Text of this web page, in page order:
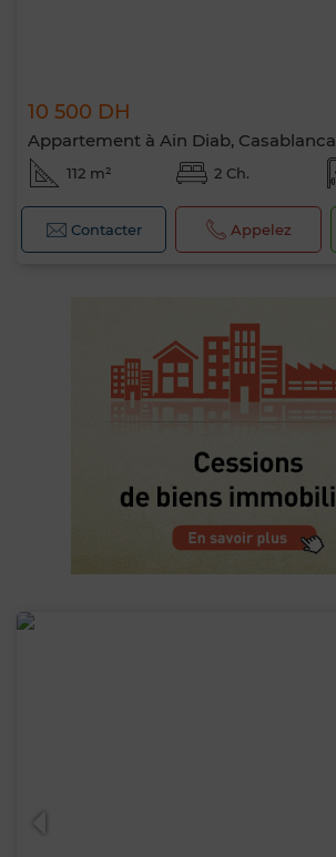
10 500 DH
Appartement à Ain Diab, Casablanca
112 m² 2 Ch.
Contacter Appelez